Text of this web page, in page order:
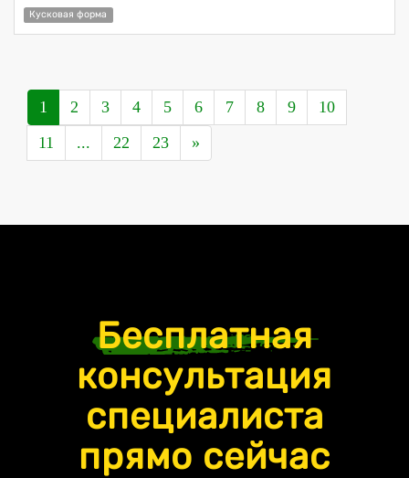
Кусковая форма
1 2 3 4 5 6 7 8 9
10
11
... 22 23 »
Бесплатная
консультация
специалиста
прямо сейчас